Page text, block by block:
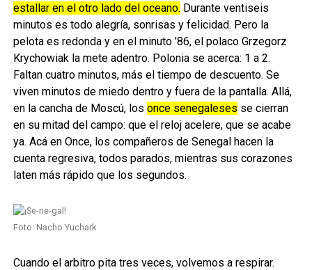
estallar en el otro lado del oceano. Durante ventiseis
minutos es todo alegría, sonrisas y felicidad. Pero la
pelota es redonda y en el minuto ’86, el polaco Grzegorz
Krychowiak la mete adentro. Polonia se acerca: 1 a 2.
Faltan cuatro minutos, más el tiempo de descuento. Se
viven minutos de miedo dentro y fuera de la pantalla. Allá,
en la cancha de Moscú, los once senegaleses se cierran
en su mitad del campo: que el reloj acelere, que se acabe
ya. Acá en Once, los compañeros de Senegal hacen la
cuenta regresiva, todos parados, mientras sus corazones
laten más rápido que los segundos.
Foto: Nacho Yuchark
Cuando el arbitro pita tres veces, volvemos a respirar.